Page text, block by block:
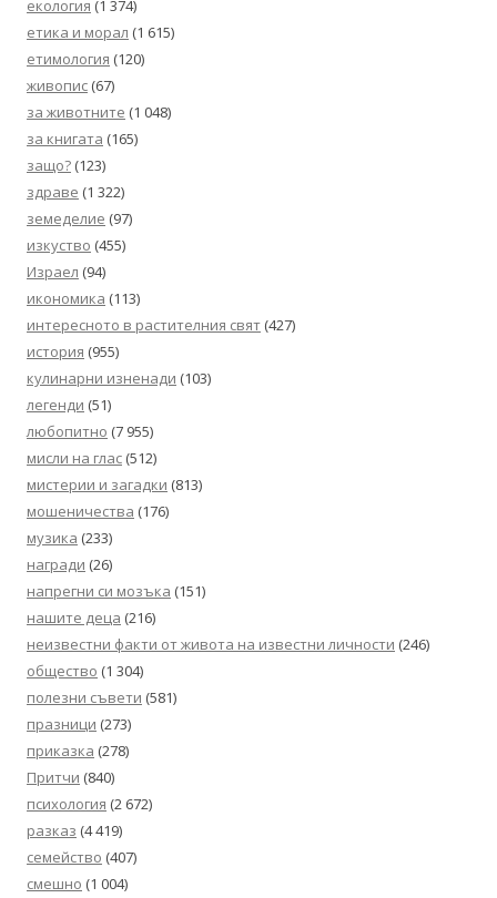
екология (1 374)
етика и морал (1 615)
етимология (120)
живопис (67)
за животните (1 048)
за книгата (165)
защо? (123)
здраве (1 322)
земеделие (97)
изкуство (455)
Израел (94)
икономика (113)
интересното в растителния свят (427)
история (955)
кулинарни изненади (103)
легенди (51)
любопитно (7 955)
мисли на глас (512)
мистерии и загадки (813)
мошеничества (176)
музика (233)
награди (26)
напрегни си мозъка (151)
нашите деца (216)
неизвестни факти от живота на известни личности (246)
общество (1 304)
полезни съвети (581)
празници (273)
приказка (278)
Притчи (840)
психология (2 672)
разказ (4 419)
семейство (407)
смешно (1 004)